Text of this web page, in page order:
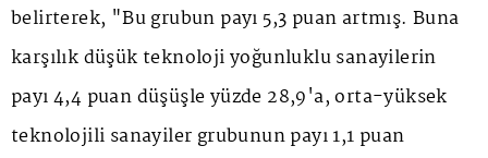
belirterek, "Bu grubun payı 5,3 puan artmış. Buna
karşılık düşük teknoloji yoğunluklu sanayilerin
payı 4,4 puan düşüşle yüzde 28,9'a, orta-yüksek
teknolojili sanayiler grubunun payı 1,1 puan